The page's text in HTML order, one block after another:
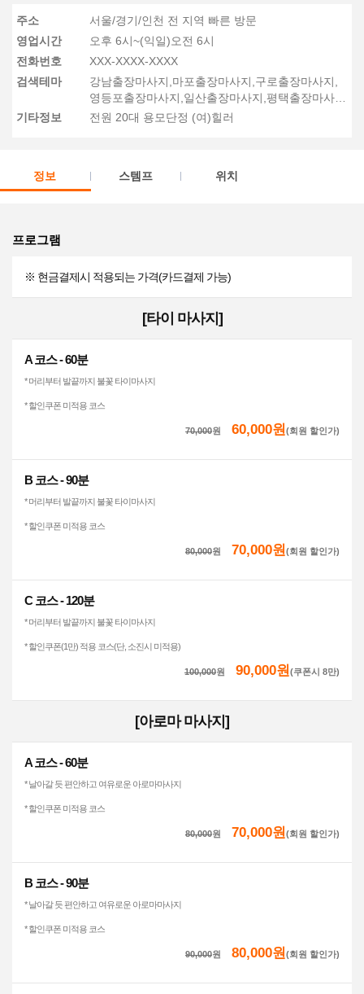
주소
서울/경기/인천 전 지역 빠른 방문
영업시간
오후 6시~(익일)오전 6시
전화번호
XXX-XXXX-XXXX
검색테마
강남출장마사지,마포출장마사지,구로출장마사지,
영등포출장마사지,일산출장마사지,평택출장마사
지,동탄출장마사지,용인출장마사지,부평구출장마
기타정보 전원 20대 용모단정 (여)힐러
정보 스템프 위치
프로그램
※ 현금결제시 적용되는 가격(카드결제 가능)
[타이 마사지]
A 코스 - 60분
* 머리부터 발끝까지 불꽃 타이마사지
* 할인쿠폰 미적용 코스
70,000원 60,000원 (회원 할인가)
B 코스 - 90분
* 머리부터 발끝까지 불꽃 타이마사지
* 할인쿠폰 미적용 코스
80,000원 70,000원 (회원 할인가)
C 코스 - 120분
* 머리부터 발끝까지 불꽃 타이마사지
* 할인쿠폰(1만) 적용 코스(단, 소진시 미적용)
100,000원 90,000원 (쿠폰시 8만)
[아로마 마사지]
A 코스 - 60분
* 날아갈 듯 편안하고 여유로운 아로마마사지
* 할인쿠폰 미적용 코스
80,000원 70,000원 (회원 할인가)
B 코스 - 90분
* 날아갈 듯 편안하고 여유로운 아로마마사지
* 할인쿠폰 미적용 코스
90,000원 80,000원 (회원 할인가)